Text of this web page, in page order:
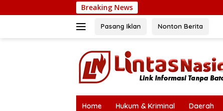
ke
Breaking News
Pasang Iklan Nonton Berita
Home Hukum & Kriminal Daerah